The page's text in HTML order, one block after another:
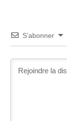
S’abonner